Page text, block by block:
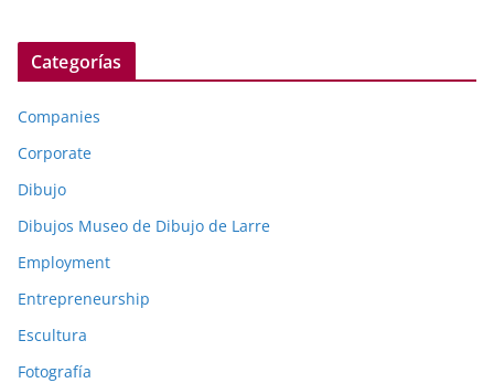
Categorías
Companies
Corporate
Dibujo
Dibujos Museo de Dibujo de Larre
Employment
Entrepreneurship
Escultura
Fotografía